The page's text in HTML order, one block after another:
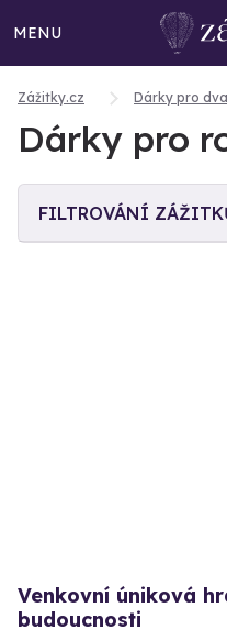
MENU
Zážitky.cz Dárky pro dva
Dárky pro
FILTROVÁNÍ
Venkovní úniková
budoucnosti